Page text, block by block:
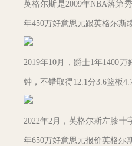
英格尔斯是2009年NBA落第
年450万好意思元跟英格尔斯
2019年10月，爵士1年1400
钟，不错取得12.1分3.6篮板
2022年2月，英格尔斯左膝
年650万好意思元报价英格尔